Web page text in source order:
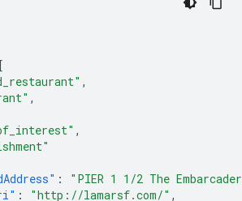
[
,
,
,
:
"PIER 1 1/2 The
: "http://lamarsf.com/" ,